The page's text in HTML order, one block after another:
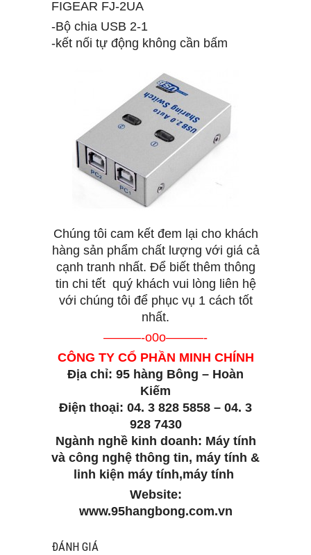
FIGEAR FJ-2UA
-Bộ chia USB 2-1
-kết nối tự động không cần bấm
Chúng tôi cam kết đem lại cho khách
hàng sản phẩm chất lượng với giá cả
cạnh tranh nhất. Để biết thêm thông
tin chi tết quý khách vui lòng liên hệ
với chúng tôi để phục vụ 1 cách tốt
nhất.
———-o0o———-
CÔNG TY CỔ PHẦN MINH CHÍNH
Địa chỉ: 95 hàng Bông – Hoàn
Kiếm
Điện thoại: 04. 3 828 5858 – 04. 3
928 7430
Ngành nghề kinh doanh: Máy tính
và công nghệ thông tin, máy tính &
linh kiện máy tính,máy tính
Website:
www.95hangbong.com.vn
ĐÁNH GIÁ